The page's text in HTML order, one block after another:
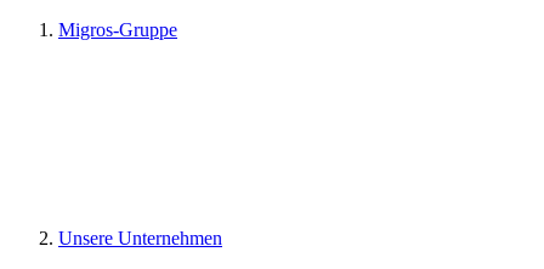
Migros-Gruppe
Unsere Unternehmen